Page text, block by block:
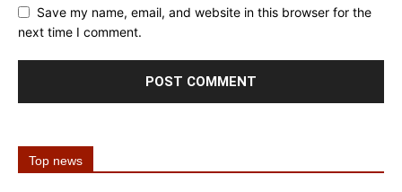
Save my name, email, and website in this browser for the
next time I comment.
Top news